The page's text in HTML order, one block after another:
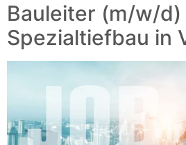
Bauleiter (m/w/d)
Spezialtiefbau in